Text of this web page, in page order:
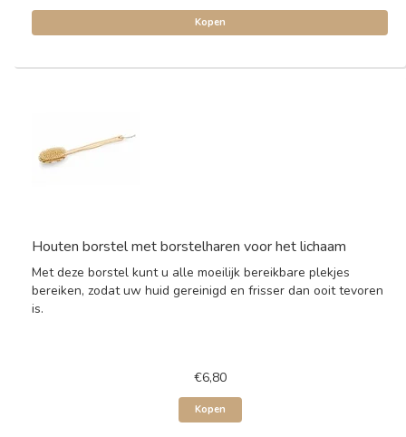
Kopen
Houten borstel met borstelharen voor het lichaam
Met deze borstel kunt u alle moeilijk bereikbare plekjes
bereiken, zodat uw huid gereinigd en frisser dan ooit tevoren
is.
€6,80
Kopen